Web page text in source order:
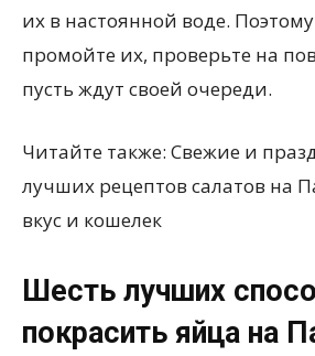
их в настоянной воде.
промойте их, проверьте на
пусть ждут своей очереди.
Читайте также: Свежие и
лучших рецептов салатов на
вкус и кошелек
Шесть лучших
покрасить яйца на